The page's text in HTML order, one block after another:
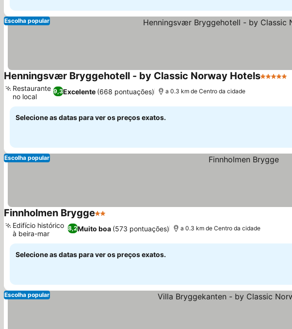
Escolha popular
Henningsvær Bryggehotell - by Classic Norway Hotels5 Estrelas
9,3Excelente (668 pontuações)
Restaurante
no local
a 0.3 km de Centro da cidade
Selecione as datas para ver os preços exatos.
Escolha popular
Finnholmen Brygge2 Estrelas
8,2Muito boa (573 pontuações)
Edifício histórico
à beira-mar
a 0.3 km de Centro da cidade
Selecione as datas para ver os preços exatos.
Escolha popular